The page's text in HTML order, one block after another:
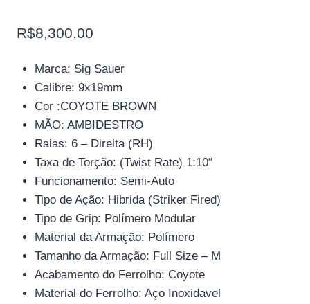
R$8,300.00
Marca: Sig Sauer
Calibre: 9x19mm
Cor :COYOTE BROWN
MÃO: AMBIDESTRO
Raias: 6 – Direita (RH)
Taxa de Torção: (Twist Rate) 1:10″
Funcionamento: Semi-Auto
Tipo de Ação: Hibrida (Striker Fired)
Tipo de Grip: Polímero Modular
Material da Armação: Polímero
Tamanho da Armação: Full Size – M
Acabamento do Ferrolho: Coyote
Material do Ferrolho: Aço Inoxidavel